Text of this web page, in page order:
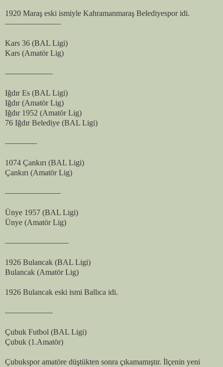
1920 Maraş eski ismiyle Kahramanmaraş Belediyespor idi.
———————
Kars 36 (BAL Ligi)
Kars (Amatör Lig)
——————
Iğdır Es (BAL Ligi)
Iğdır (Amatör Lig)
Iğdır 1952 (Amatör Lig)
76 Iğdır Belediye (BAL Ligi)
————
1074 Çankırı (BAL Ligi)
Çankırı (Amatör Lig)
———————
Ünye 1957 (BAL Ligi)
Ünye (Amatör Lig)
————————
1926 Bulancak (BAL Ligi)
Bulancak (Amatör Lig)
1926 Bulancak eski ismi Ballıca idi.
——————
Çubuk Futbol (BAL Ligi)
Çubuk (1.Amatör)
Çubukspor amatöre düştükten sonra çıkamamıştır. İlçenin yeni